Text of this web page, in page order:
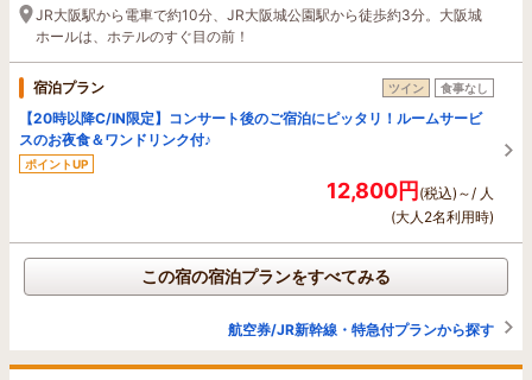
JR大阪駅から電車で約10分、JR大阪城公園駅から徒歩約3分。大阪城
ホールは、ホテルのすぐ目の前！
宿泊プラン ツイン 食事なし
【20時以降C/IN限定】コンサート後のご宿泊にピッタリ！ルームサービ
スのお夜食＆ワンドリンク付♪
ポイントUP
12,800円(税込)～/ 人
(大人2名利用時)
この宿の宿泊プランをすべてみる
航空券/JR新幹線・特急付プランから探す